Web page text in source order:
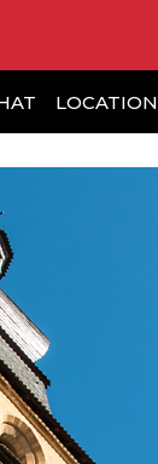
LOCATION